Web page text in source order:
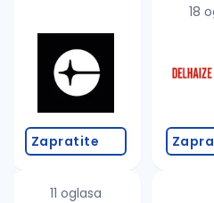
Takođe možete da:
proverite pravopisne
povećajte radijus za
promenite odabrane
Zapratite
11 oglasa
18